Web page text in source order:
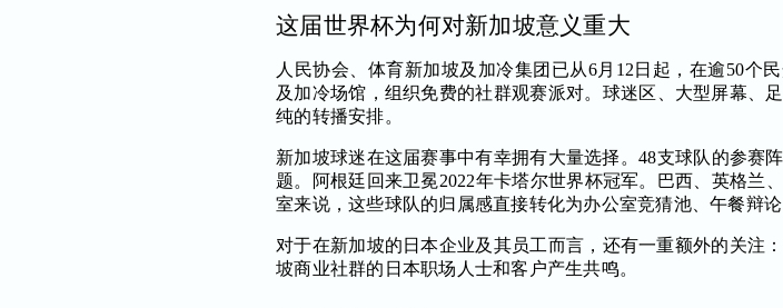
这届世界杯为何对新加坡意义重大
人民协会、体育新加坡及加冷集团已从6月12日起，在逾50个
及加冷场馆，组织免费的社群观赛派对。球迷区、大型屏幕
纯的转播安排。
新加坡球迷在这届赛事中有幸拥有大量选择。48支球队的参赛
题。阿根廷回来卫冕2022年卡塔尔世界杯冠军。巴西、英格兰
室来说，这些球队的归属感直接转化为办公室竞猜池、午餐辩
对于在新加坡的日本企业及其员工而言，还有一重额外的关注
坡商业社群的日本职场人士和客户产生共鸣。